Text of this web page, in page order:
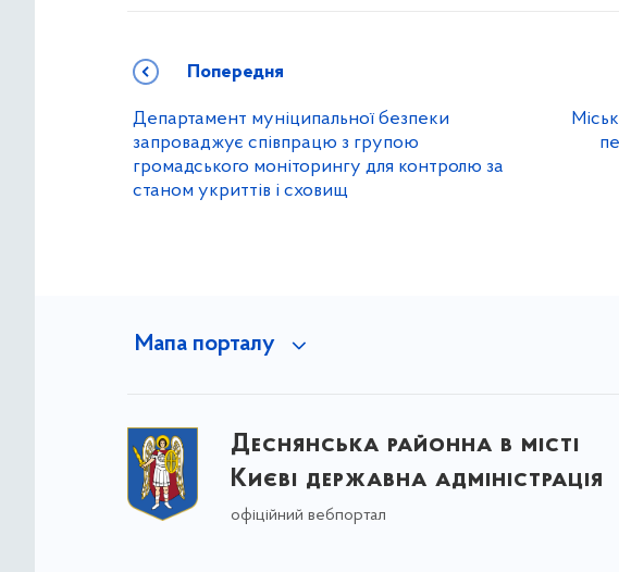
Попередня
Департамент муніципальної безпеки
запроваджує співпрацю з групою
громадського моніторингу для контролю за
станом укриттів і сховищ
Мапа порталу
Деснянська районна в місті
Києві державна адміністрація
офіційний вебпортал